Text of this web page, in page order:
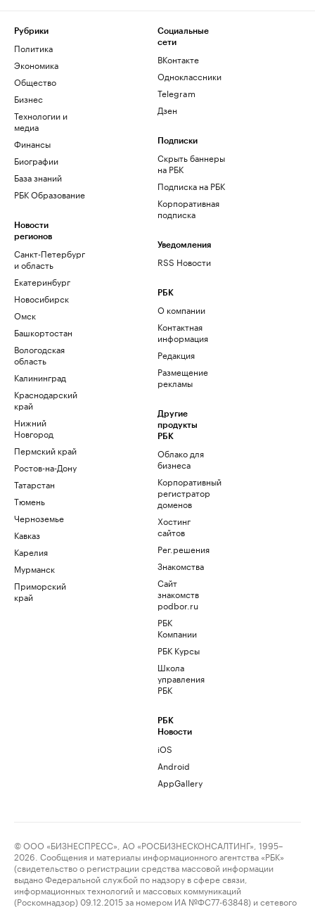
Рубрики
Политика
Экономика
Общество
Бизнес
Технологии и
медиа
Финансы
Биографии
База знаний
РБК Образование
Новости
регионов
Санкт-Петербург
и область
Екатеринбург
Новосибирск
Омск
Башкортостан
Вологодская
область
Калининград
Краснодарский
край
Нижний
Новгород
Пермский край
Ростов-на-Дону
Татарстан
Тюмень
Черноземье
Кавказ
Карелия
Мурманск
Приморский
край
Социальные
сети
ВКонтакте
Одноклассники
Telegram
Дзен
Подписки
Скрыть баннеры
на РБК
Подписка на РБК
Корпоративная
подписка
Уведомления
RSS Новости
РБК
О компании
Контактная
информация
Редакция
Размещение
рекламы
Другие
продукты
РБК
Облако для
бизнеса
Корпоративный
регистратор
доменов
Хостинг
сайтов
Рег.решения
Знакомства
Сайт
знакомств
podbor.ru
РБК
Компании
РБК Курсы
Школа
управления
РБК
РБК
Новости
iOS
Android
AppGallery
© ООО «БИЗНЕСПРЕСС», АО «РОСБИЗНЕСКОНСАЛТИНГ», 1995–
2026. Сообщения и материалы информационного агентства «РБК»
(свидетельство о регистрации средства массовой информации
выдано Федеральной службой по надзору в сфере связи,
информационных технологий и массовых коммуникаций
(Роскомнадзор) 09.12.2015 за номером ИА №ФС77-63848) и сетевого